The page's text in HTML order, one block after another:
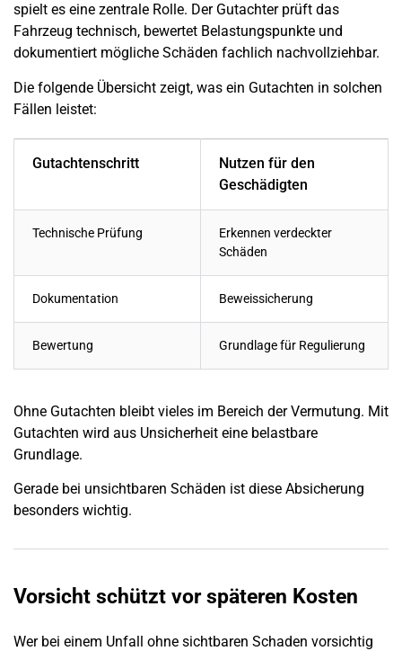
spielt es eine zentrale Rolle. Der Gutachter prüft das
Fahrzeug technisch, bewertet Belastungspunkte und
dokumentiert mögliche Schäden fachlich nachvollziehbar.
Die folgende Übersicht zeigt, was ein Gutachten in solchen
Fällen leistet:
Gutachtenschritt
Nutzen für den
Geschädigten
Technische Prüfung Erkennen verdeckter
Schäden
Dokumentation Beweissicherung
Bewertung Grundlage für Regulierung
Ohne Gutachten bleibt vieles im Bereich der Vermutung. Mit
Gutachten wird aus Unsicherheit eine belastbare
Grundlage.
Gerade bei unsichtbaren Schäden ist diese Absicherung
besonders wichtig.
Vorsicht schützt vor späteren Kosten
Wer bei einem Unfall ohne sichtbaren Schaden vorsichtig